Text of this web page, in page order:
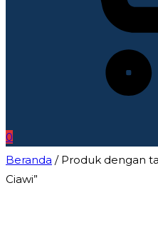
0
Beranda / Produk dengan
Ciawi”